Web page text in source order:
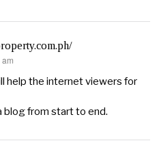
help the internet viewers for
blog from start to end.